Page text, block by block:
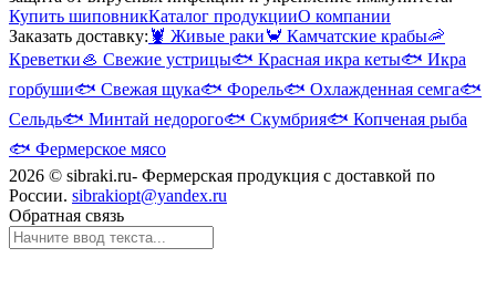
Купить шиповникКаталог продукцииО компании
Заказать доставку: 🦞 Живые раки🦀 Камчатские крабы🦐
Креветки🦪 Свежие устрицы🐟 Красная икра кеты🐟 Икра
горбуши🐟 Свежая щука🐟 Форель🐟 Охлажденная семга🐟
Сельдь🐟 Минтай недорого🐟 Скумбрия🐟 Копченая рыба
🐟 Фермерское мясо
2026 © sibraki.ru- Фермерская продукция с доставкой по
России. sibrakiopt@yandex.ru
Обратная связь